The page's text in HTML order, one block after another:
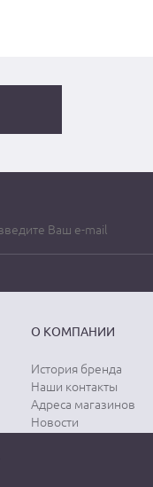
О КОМПАНИИ
История бренда
Наши контакты
Адреса магазинов
Новости